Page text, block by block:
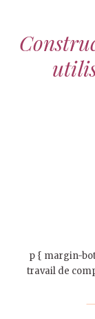
p { margin-
travail de